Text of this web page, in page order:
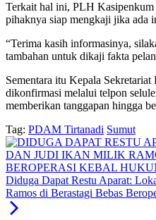
Terkait hal ini, PLH
pihaknya siap mengkaji jika ada
“Terima kasih informasinya,
tambahan untuk dikaji fakta
Sementara itu Kepala
dikonfirmasi melalui telpon
memberikan tanggapan hingga
Tag: PDAM Tirtanadi Sumut
Diduga Dapat Restu Aparat:
Ramos di Berastagi Bebas